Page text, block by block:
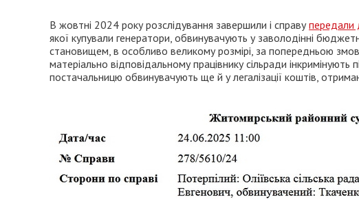
В жовтні 2024 року розслідування завершили і справупередали
якої купували генератори, обвинувачують у заволодінні
становищем, в особливо великому розмірі, за попередньою
матеріально відповідальному працівнику сільради
постачальницю обвинувачують ще й у легалізації коштів,